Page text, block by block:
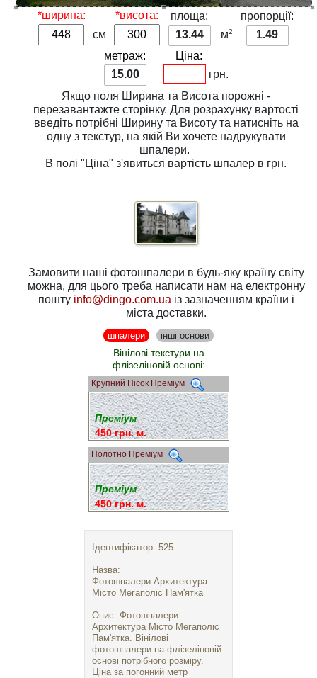
*ширина:
см
*висота:
площа:
13.44
м2
пропорції:
1.49
метраж:
15.00
Ціна:
грн.
Якщо поля Ширина та Висота порожні -
перезавантажте сторінку. Для розрахунку вартості
введіть потрібні Ширинута Висотута натисніть на
одну з текстур, на якій Ви хочете надрукувати
шпалери.
В полі"Ціна" з'явиться вартість шпалер в грн.
Замовити наші фотошпалери в будь-яку країну світу
можна, для цього треба написати нам на електронну
пошту info@dingo.com.ua із зазначенням країни і
міста доставки.
шпалери інші основи
Вінілові текстури на
флізеліновій основі:
Крупний Пісок Преміум
Преміум
450 грн. м.
Полотно Преміум
Преміум
450 грн. м.
Ідентифікатор: 525
Назва:
Фотошпалери Архитектура
Місто Мегаполіс Пам'ятка
Опис: Фотошпалери
Архитектура Місто Мегаполіс
Пам'ятка. Вінілові
фотошпалери на флізеліновій
основі потрібного розміру.
Ціна за погонний метр